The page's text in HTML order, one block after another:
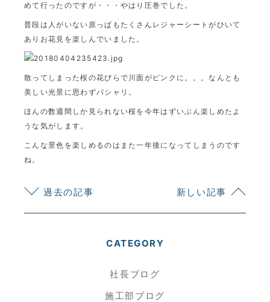
めて行ったのですが・・・やはり圧巻でした。
普段は人がいない原っぱもたくさんレジャーシートがひいて
ありお花見を楽しんでいました。
散ってしまった桜の花びらで川面がピンクに。。。なんとも
美しい光景に思わずパシャリ。
ほんの数週間しか見られない桜を今年はずいぶん楽しめたよ
うな気がします。
こんな景色を楽しめるのはまた一年後になってしまうのです
ね。
過去の記事 新しい記事
CATEGORY
社長ブログ
施工部ブログ